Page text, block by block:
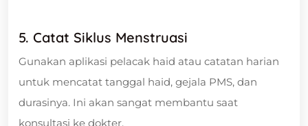
5. Catat Siklus Menstruasi
Gunakan aplikasi pelacak haid atau catatan harian
untuk mencatat tanggal haid, gejala PMS, dan
durasinya. Ini akan sangat membantu saat
konsultasi ke dokter.